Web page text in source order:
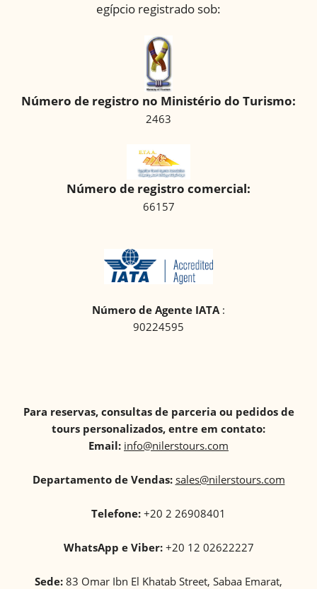
egípcio registrado sob:
Número de registro no Ministério do Turismo:
2463
Número de registro comercial:
66157
Número de Agente IATA:
90224595
Para reservas, consultas de parceria ou pedidos de
tours personalizados, entre em contato:
Email: info@nilerstours.com
Departamento de Vendas: sales@nilerstours.com
Telefone: +20 2 26908401
WhatsApp e Viber:+20 12 02622227
Sede: 83 Omar Ibn El Khatab Street, Sabaa Emarat,